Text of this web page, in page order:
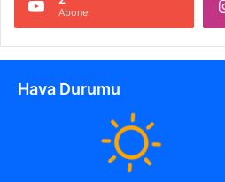
Abone
Hava Durumu